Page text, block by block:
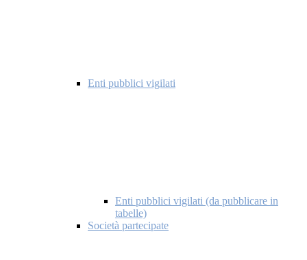
Enti pubblici vigilati
Enti pubblici vigilati (da pubblicare in
tabelle)
Società partecipate